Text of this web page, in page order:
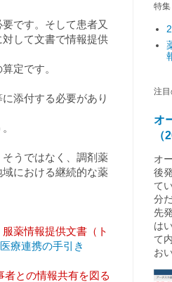
です。そして患者又
して文書で情報提供
定です。
添付する必要があり
うではなく、調剤薬
における継続的な薬
薬情報提供文書（ト
療連携の手引き
者との情報共有を図る
特集
注
オ
（
オ
後
て
分
先
は
て
お